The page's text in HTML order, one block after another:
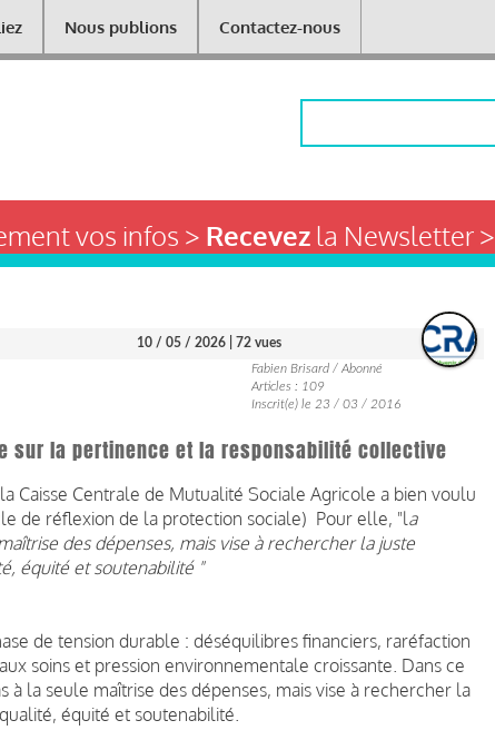
Nous publions Contactez-nous
vos infos > Recevezla Newsletter >
10 / 05 / 2026 | 72 vues
Fabien Brisard / Abonné
Articles : 109
Inscrit(e) le 23 / 03 / 2016
sur la pertinence et la responsabilité collective
Caisse Centrale de Mutualité Sociale Agricole a bien voulu
de réflexion de la protection sociale) Pour elle, "la
des dépenses, mais vise à rechercher la juste
équité et soutenabilité "
de tension durable : déséquilibres financiers, raréfaction
soins et pression environnementale croissante. Dans ce
la seule maîtrise des dépenses, mais vise à rechercher la
équité et soutenabilité.